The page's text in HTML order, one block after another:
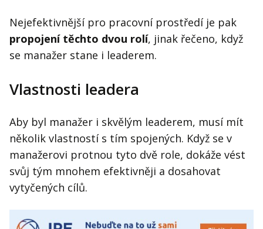
Nejefektivnější pro pracovní prostředí je pak
propojení těchto dvou rolí, jinak řečeno, když
se manažer stane i leaderem.
Vlastnosti leadera
Aby byl manažer i skvělým leaderem, musí mít
několik vlastností s tím spojených. Když se v
manažerovi protnou tyto dvě role, dokáže vést
svůj tým mnohem efektivněji a dosahovat
vytyčených cílů.